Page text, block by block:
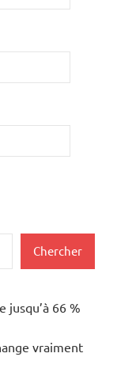
Chercher
jusqu’à 66 %
vraiment